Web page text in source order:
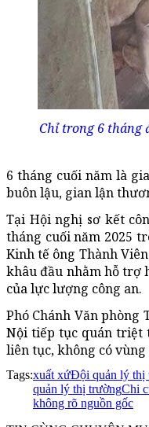
Chỉ trong 6 tháng
6 tháng cuối năm là
buôn lậu, gian lận
Tại Hội nghị sơ kết
tháng cuối năm 2025
Kinh tế ông Thành
khâu đầu nhằm hỗ trợ
của lực lượng công an.
Phó Chánh Văn phòng
Nội tiếp tục quán triệt
liên tục, không có
Tags:xuất xứĐội quản lý thị
quản lý thị trườngChi
không rõ nguồn gốc